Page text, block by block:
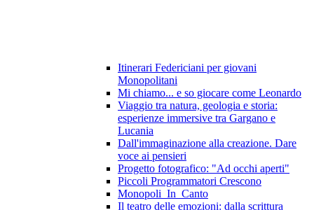
Itinerari Federiciani per giovani
Monopolitani
Mi chiamo... e so giocare come Leonardo
Viaggio tra natura, geologia e storia:
esperienze immersive tra Gargano e
Lucania
Dall'immaginazione alla creazione. Dare
voce ai pensieri
Progetto fotografico: "Ad occhi aperti"
Piccoli Programmatori Crescono
Monopoli_In_Canto
Il teatro delle emozioni: dalla scrittura